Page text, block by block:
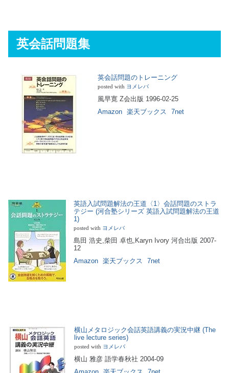
英会話問題集
英会話問題のトレーニング
posted with ヨメレバ
風早寛 Z会出版 1996-02-25
Amazon 楽天ブックス 7net
英語入試問題解法の王道〈1〉会話問題のストラ
テジー (河合塾シリーズ 英語入試問題解法の王道
1)
posted with ヨメレバ
島田 浩史,柴田 卓也,Karyn Ivory 河合出版 2007-
12
Amazon 楽天ブックス 7net
横山メタロジック会話英語講義の実況中継 (The
live lecture series)
posted with ヨメレバ
横山 雅彦 語学春秋社 2004-09